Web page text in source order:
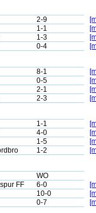
2-9
1-1
1-3
0-4
8-1
0-5
2-1
2-3
1-1
4-0
1-5
1-2
WO
FF 6-0
10-0
0-7